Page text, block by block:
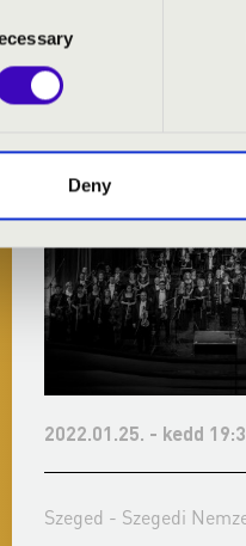
Deny
FRICSAY
2022.01.25. - kedd
Szeged - Szegedi